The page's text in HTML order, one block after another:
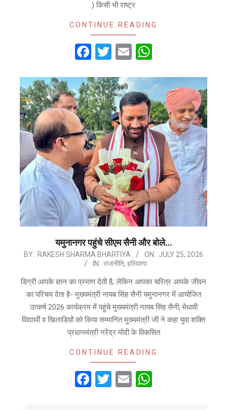
) किसी भी राष्ट्र
CONTINUE READING
Facebook
Twitter
Email
यमुनानगर पहुंचे सीएम सैनी और बोले…
2026-
25
BY: RAKESH SHARMA BHARTIYA ON: JULY 25, 2026
IN: राजनीति, हरियाणा
डिग्री आपके ज्ञान का प्रमाण देती है, लेकिन आपका चरित्र आपके जीवन
का परिचय देता है- मुख्यमंत्री नायब सिंह सैनी यमुनानगर में आयोजित
उत्कर्ष 2026 कार्यक्रम में पहुंचे मुख्यमंत्री नायब सिंह सैनी, मेधावी
विद्यार्थी व खिलाडिय़ों को किया सम्मानित मुख्यमंत्री जी ने कहा युवा शक्ति
प्रधानमंत्री नरेंद्र मोदी के विकसित
CONTINUE READING
Facebook
Twitter
Email